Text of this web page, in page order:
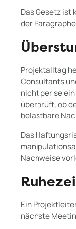
Das Gesetz ist
der
Projektalltag
Consultants
nicht per se
überprüft, ob
belastbare
Das
Nachweise
Ein
nächste